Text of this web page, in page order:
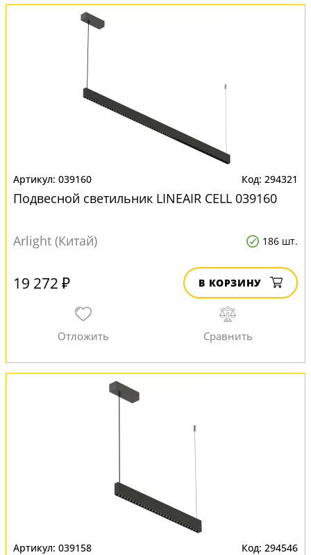
039160 294321
Подвесной светильник LINEAIR CELL 039160
Arlight (Китай) 186 шт.
19 272 ₽ В КОРЗИНУ
039158 294546